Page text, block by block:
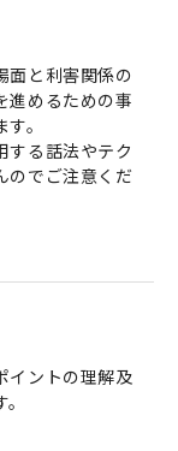
面と利害関係の
進めるための事
。
する話法やテク
のでご注意くだ
イントの理解及